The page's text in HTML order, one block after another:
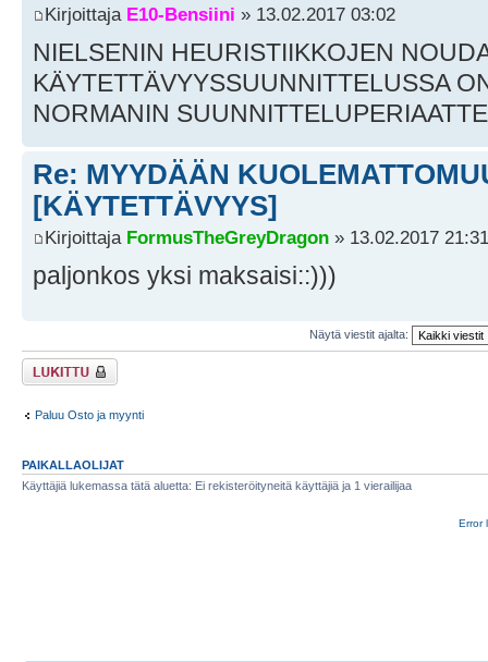
Kirjoittaja E10-Bensiini » 13.02.2017 03:02
NIELSENIN HEURISTIIKKOJEN
KÄYTETTÄVYYSSUUNNITTELUSSA
NORMANIN
Re: MYYDÄÄN
[KÄYTETTÄVYYS]
Kirjoittaja FormusTheGreyDragon » 13.02.2017 21:31
paljonkos yksi maksaisi::)))
Näytä viestit ajalta:
Viestiketju on
lukittu
Paluu Osto ja myynti
PAIKALLAOLIJAT
Käyttäjiä lukemassa tätä aluetta: Ei rekisteröityneitä käyttäjiä ja 1 vierailijaa
Error